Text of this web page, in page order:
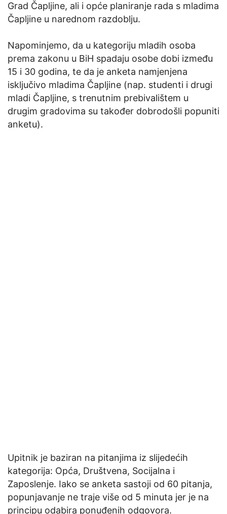
Grad Čapljine, ali i opće planiranje rada s mladima
Čapljine u narednom razdoblju.
Napominjemo, da u kategoriju mladih osoba
prema zakonu u BiH spadaju osobe dobi između
15 i 30 godina, te da je anketa namjenjena
isključivo mladima Čapljine (nap. studenti i drugi
mladi Čapljine, s trenutnim prebivalištem u
drugim gradovima su također dobrodošli popuniti
anketu).
Upitnik je baziran na pitanjima iz slijedećih
kategorija: Opća, Društvena, Socijalna i
Zaposlenje. Iako se anketa sastoji od 60 pitanja,
popunjavanje ne traje više od 5 minuta jer je na
principu odabira ponuđenih odgovora.